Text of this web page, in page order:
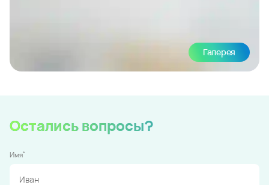
Галерея
Остались вопросы?
Имя*